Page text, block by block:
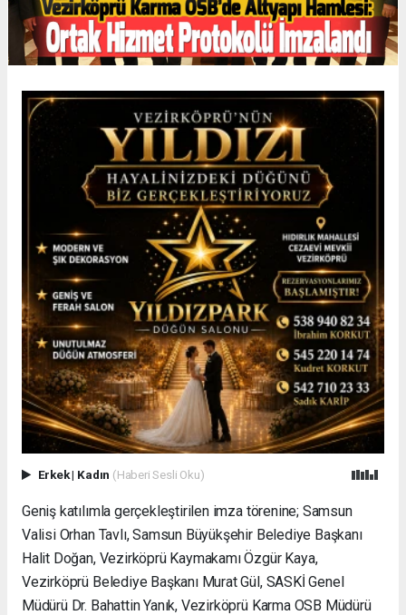
Erkek| Kadın (Haberi Sesli Oku)
Geniş katılımla gerçekleştirilen imza törenine; Samsun
Valisi Orhan Tavlı, Samsun Büyükşehir Belediye Başkanı
Halit Doğan, Vezirköprü Kaymakamı Özgür Kaya,
Vezirköprü Belediye Başkanı Murat Gül, SASKİ Genel
Müdürü Dr. Bahattin Yanık, Vezirköprü Karma OSB Müdürü